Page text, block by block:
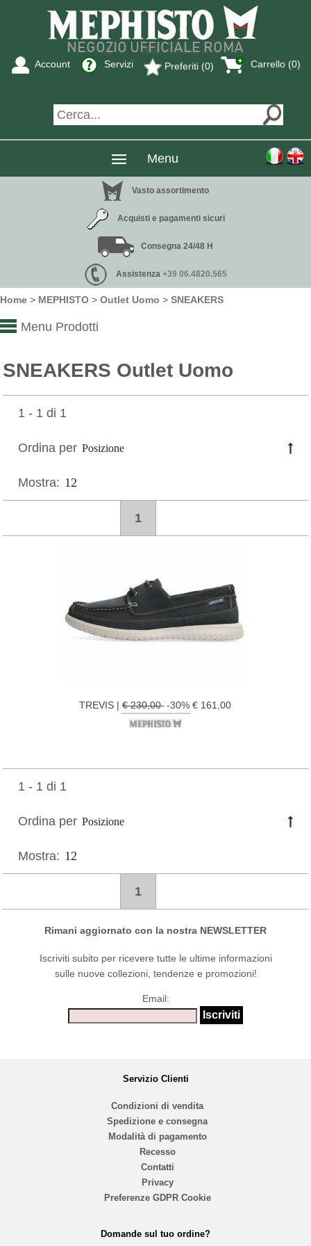
Carrello (0)
Preferiti (0)
Servizi
Account
Menu
Vasto assortimento
Acquisti e pagamenti sicuri
Consegna 24/48 H
Assistenza +39 06.4820.565
Home > MEPHISTO > Outlet Uomo > SNEAKERS
Menu Prodotti
SNEAKERS Outlet Uomo
1 - 1 di 1
Ordina per
Mostra:
1
TREVIS |€ 230,00-30% € 161,00
1 - 1 di 1
Ordina per
Mostra:
1
Rimani aggiornato con la nostra NEWSLETTER
Iscriviti subito per ricevere tutte le ultime informazioni
sulle nuove collezioni, tendenze e promozioni!
Email:
Servizio Clienti
Condizioni di vendita
Spedizione e consegna
Modalità di pagamento
Recesso
Contatti
Privacy
Preferenze GDPR Cookie
Domande sul tuo ordine?